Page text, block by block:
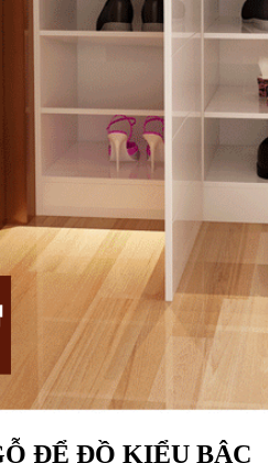
ĐỂ ĐỒ KIỂU BẬC